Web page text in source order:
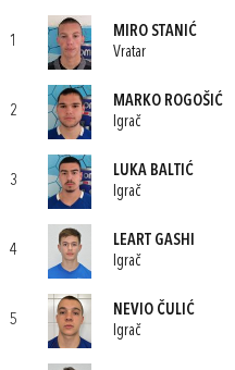
1
MIRO STANIĆ
Vratar
2
MARKO ROGOŠIĆ
Igrač
3
LUKA BALTIĆ
Igrač
4
LEART GASHI
Igrač
5
NEVIO ČULIĆ
Igrač